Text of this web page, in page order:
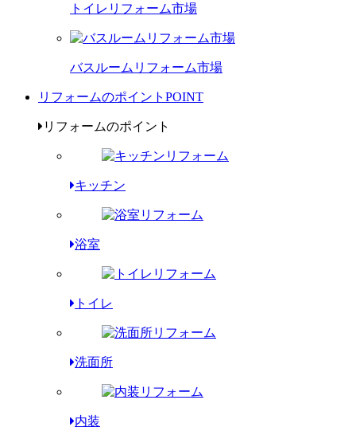
トイレリフォーム市場
バスルームリフォーム市場
リフォームのポイント POINT
リフォームのポイント
キッチン
浴室
トイレ
洗面所
内装